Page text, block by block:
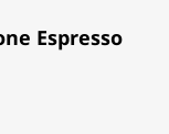
Espresso